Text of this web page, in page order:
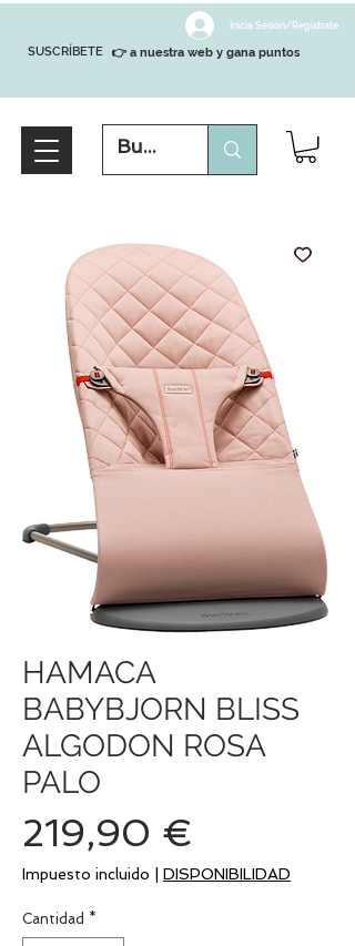
SUSCRÍBETE
Inicia Sesión/Regístrate
👉 a nuestra web y gana puntos
HAMACA
BABYBJORN BLISS
ALGODON ROSA
PALO
219,90 €
Impuesto incluido DISPONIBILIDAD
Cantidad *